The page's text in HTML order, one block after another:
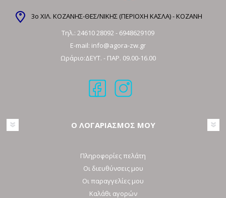
3ο ΧΙΛ. ΚΟΖΑΝΗΣ-ΘΕΣ/ΝΙΚΗΣ (ΠΕΡΙΟΧΗ ΚΑΣΛΑ) - ΚΟΖΑΝΗ
Τηλ.: 24610 28092- 6948629109
E-mail: info@agora-zw.gr
Ωράριο:ΔΕΥΤ. - ΠΑΡ. 09.00-16.00
Ο ΛΟΓΑΡΙΑΣΜΟΣ ΜΟΥ
Πληροφορίες πελάτη
Οι διευθύνσεις μου
Οι παραγγελίες μου
Καλάθι αγορών